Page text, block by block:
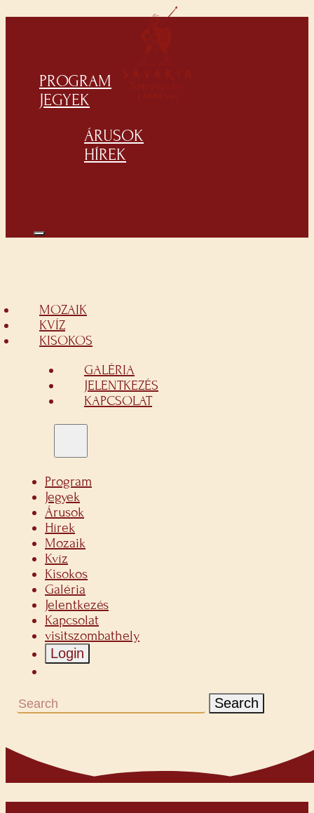
PROGRAM
JEGYEK
ÁRUSOK
HÍREK
MOZAIK
KVÍZ
KISOKOS
GALÉRIA
JELENTKEZÉS
KAPCSOLAT
Program
Jegyek
Árusok
Hírek
Mozaik
Kvíz
Kisokos
Galéria
Jelentkezés
Kapcsolat
visitszombathely
Login
Search